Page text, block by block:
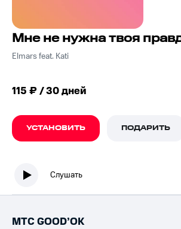
Мне не нужна твоя
Elmars feat. Kati
115 ₽ / 30 дней
УСТАНОВИТЬ ПОДАРИТЬ
Слушать
МТС GOOD’OK